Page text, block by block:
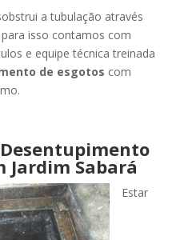
a tubulação através
isso contamos com
e equipe técnica treinada
de esgotos com
Jardim Sabará
Estar